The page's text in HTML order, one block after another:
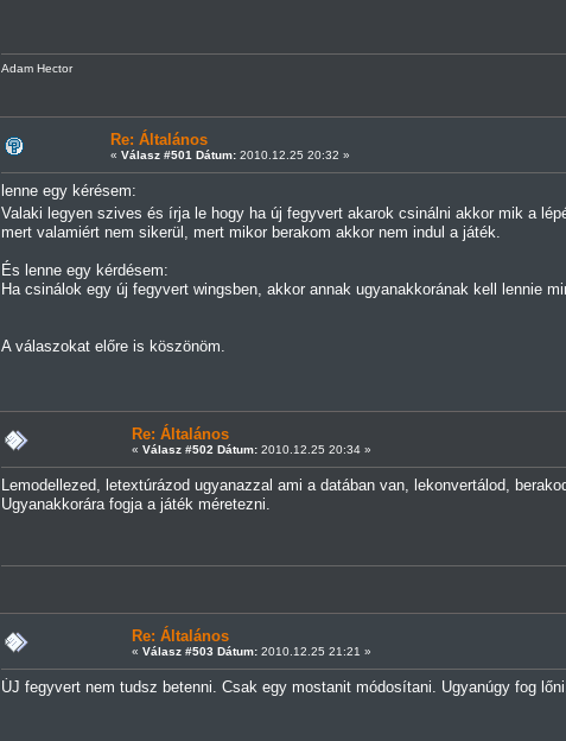
Adam Hector
Re: Általános
« Válasz #501 Dátum:2010.12.25 20:32 »
lenne egy kérésem:
Valaki legyen szives és írja le hogy ha új fegyvert akarok csinálni akkor mik a
mert valamiért nem sikerül, mert mikor berakom akkor nem indul a játék.
És lenne egy kérdésem:
Ha csinálok egy új fegyvert wingsben, akkor annak ugyanakkorának kell lennie
A válaszokat előre is köszönöm.
Re: Általános
« Válasz #502 Dátum:2010.12.25 20:34 »
Lemodellezed, letextúrázod ugyanazzal ami a datában van, lekonvertálod,
Ugyanakkorára fogja a játék méretezni.
Re: Általános
« Válasz #503 Dátum:2010.12.25 21:21 »
ÚJ fegyvert nem tudsz betenni. Csak egy mostanit módosítani. Ugyanúgy fog